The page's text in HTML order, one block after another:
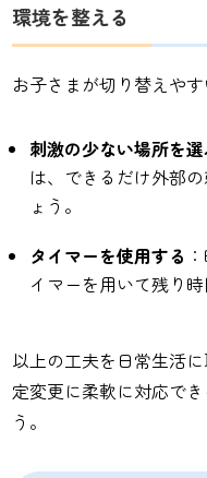
環境を整える
お子さまが切り替えや
刺激の少ない場所を
は、できるだけ外部
ょう。
タイマーを使用する
イマーを用いて残り
以上の工夫を日常生活
定変更に柔軟に対応で
う。